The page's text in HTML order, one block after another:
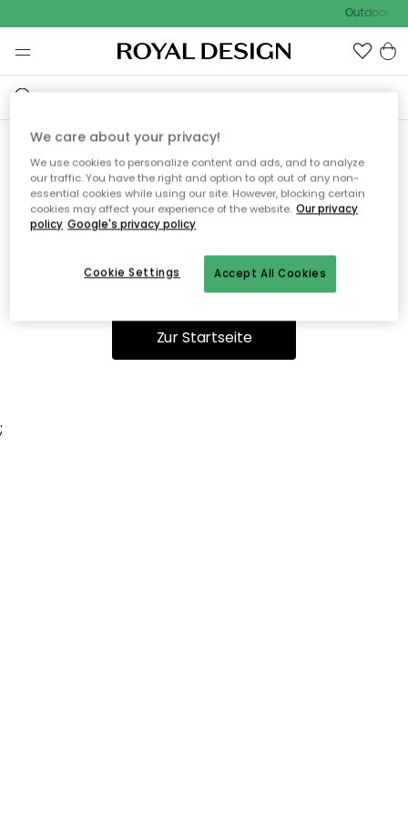
Outdoor
Ooops, die Seite wurde nicht
gefunden.
Sie können auf unserer Startseiteweiter navigieren.
Zur Startseite
;
We care about your privacy!
We use cookies to personalize content and ads, and to analyze
our traffic. You have the right and option to opt out of any non-
essential cookies while using our site. However, blocking certain
cookies may affect your experience of the website. Our privacy
policy Google's privacy policy
Accept All Cookies
Cookie Settings